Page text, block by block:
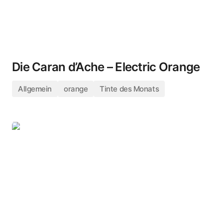
Die Caran d’Ache – Electric Orange
Allgemein orange Tinte des Monats